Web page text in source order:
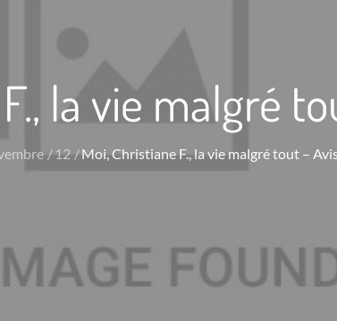
la vie malgré
12 Moi, Christiane F., la vie malgré tout –